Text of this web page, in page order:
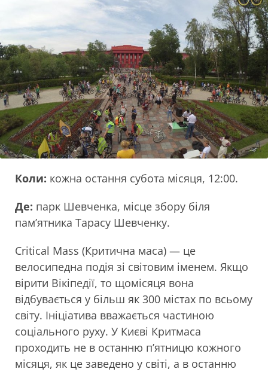
Коли: кожна остання субота місяця, 12:00.
Де: парк Шевченка, місце збору біля
пам’ятника Тарасу Шевченку.
Critical Mass (Критична маса) — це
велосипедна подія зі світовим іменем. Якщо
вірити Вікіпедії, то щомісяця вона
відбувається у більш як 300 містах по всьому
світу. Ініціатива вважається частиною
соціального руху. У Києві Критмаса
проходить не в останню п’ятницю кожного
місяця, як це заведено у світі, а в останню